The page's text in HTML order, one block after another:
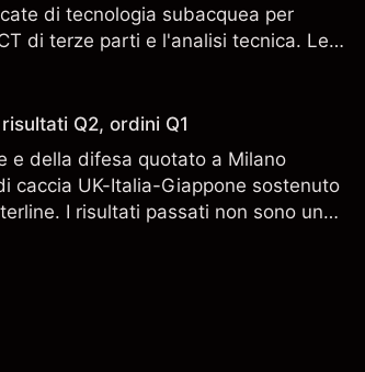
di tecnologia subacquea per
di terze parti e l'analisi tecnica. Le
affidabile dei risultati futuri.
Q2, ordini Q1
e della difesa quotato a Milano
caccia UK-Italia-Giappone sostenuto
I risultati passati non sono un